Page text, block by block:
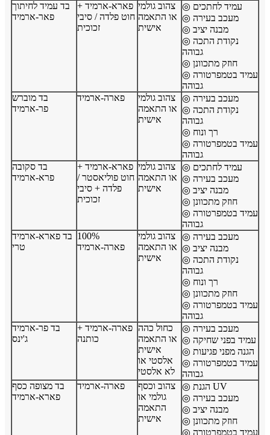
בד עמיד לחיתוך
פאר-ארמיד
פארא-ארמיד +
חוט פלדה / סיבי
זכוכית
צהוב גולמי
או התאמה
אישית
◎ עמיד לחתכים
◎ מעכב בעירה
◎ מבנה יציב
◎ נקודת התכה
גבוהה
◎ חוזק מתכוונן
◎ עמיד בטמפרטורה
גבוהה
בד מוברש
פר-ארמיד
פארה-ארמיד
צהוב גולמי
או התאמה
אישית
◎ מעכב בעירה
◎ נקודת התכה
גבוהה
◎ רך ונוח
◎ עמיד בטמפרטורה
גבוהה
בד סקובה
פרא-ארמיד
פארא-ארמיד +
חוט פוליאסטר /
פלדה + סיבי
זכוכית
צהוב גולמי
או התאמה
אישית
◎ עמיד לחתכים
◎ מעכב בעירה
◎ מבנה יציב
◎ חוזק מתכוונן
◎ עמיד בטמפרטורה
גבוהה
בד פארא-ארמיד
טרי
100%
פארה-ארמיד
צהוב גולמי
או התאמה
אישית
◎ מעכב בעירה
◎ מבנה יציב
◎ נקודת התכה
גבוהה
◎ רך ונוח
◎ חוזק מתכוונן
◎ עמיד בטמפרטורה
גבוהה
בד פר-ארמיד
ג'ינס
פארה-ארמיד +
כותנה
כחול כהה
או התאמה
אישית
אלסטי או
לא אלסטי
◎ מעכב בעירה
◎ עמיד בפני שחיקה
◎ הגנה מפני פגיעות
◎ עמיד בטמפרטורה
גבוהה
בד מצופה כסף
פארא-ארמיד
פארה-ארמיד
צהוב וכסף
גולמי או
התאמה
אישית
◎ הגנת UV
◎ מעכב בעירה
◎ מבנה יציב
◎ חוזק מתכוונן
◎ עמיד בטמפרטורה